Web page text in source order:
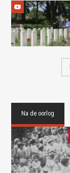
Na de oorlog